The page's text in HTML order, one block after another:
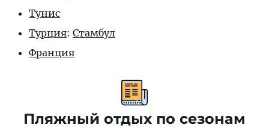
Тунис
Турция: Стамбул
Франция
Пляжный отдых по сезонам